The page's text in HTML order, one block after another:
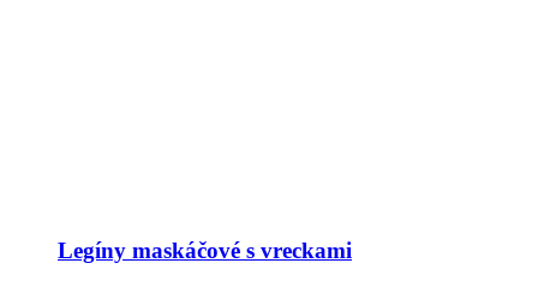
Legíny maskáčové s vreckami